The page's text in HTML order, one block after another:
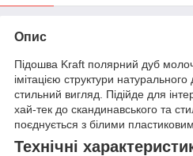
Опис
Підошва Kraft полярний дуб
імітацією структури
стильний вигляд. Підійде для
хай-тек до скандинавського та
поєднується з білими
Технічні